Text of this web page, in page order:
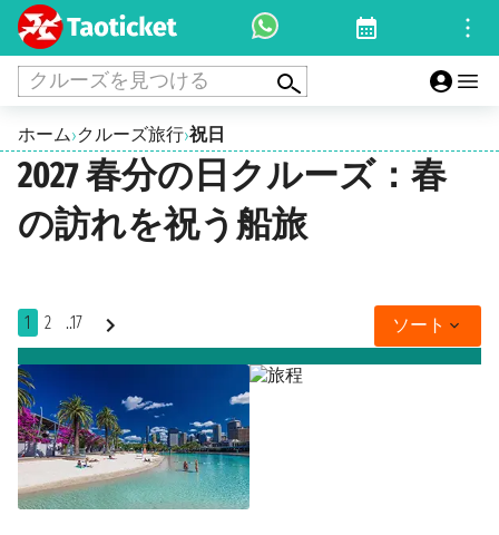
クルーズを見つける
ホーム›クルーズ旅行›祝日
2027 春分の日クルーズ：春
の訪れを祝う船旅
1 2 ..17 ソート